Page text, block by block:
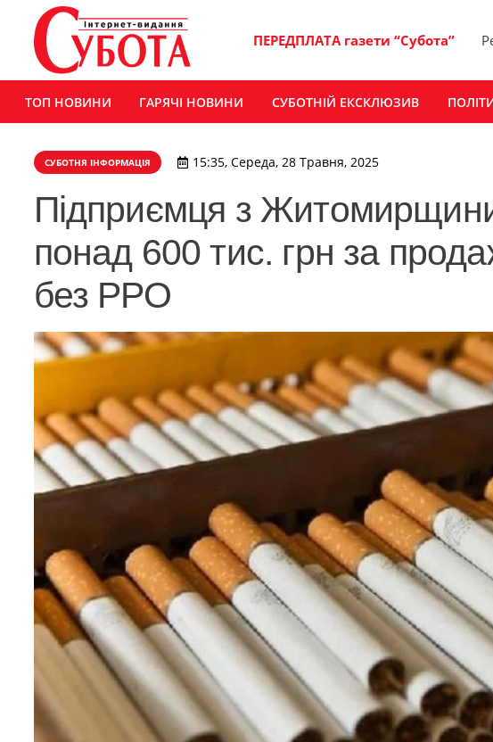
ПЕРЕДПЛАТА газети “Субота”
ТОП НОВИНИ ГАРЯЧІ НОВИНИ СУБОТНІЙ ЕКСКЛЮЗИВ
СУБОТНЯ ІНФОРМАЦІЯ 15:35, Середа, 28 Травня, 2025
Підприємця з
понад 600 тис. грн за
без РРО